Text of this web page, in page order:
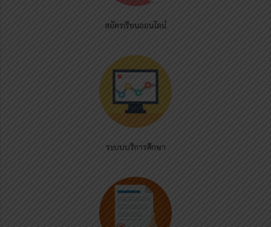
สมัครเรียนออนไลน์
ระบบบริการศึกษา